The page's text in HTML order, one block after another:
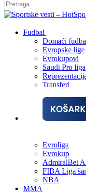
Fudbal
Domaći
Evropske lige
Evrokupovi
Saudi Pro liga
Transferi
Evroliga
Evrokup
AdmiralBet
FIBA Liga
NBA
MMA